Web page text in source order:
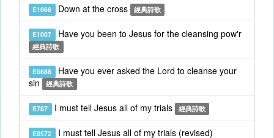
E1066 Down at the cross 經典詩歌
E1007 Have you been to Jesus for the cleansing pow'r
經典詩歌
E8688 Have you ever asked the Lord to cleanse your
sin
經典詩歌
E787 I must tell Jesus all of my trials 經典詩歌
E8572 I must tell Jesus all of my trials (revised)